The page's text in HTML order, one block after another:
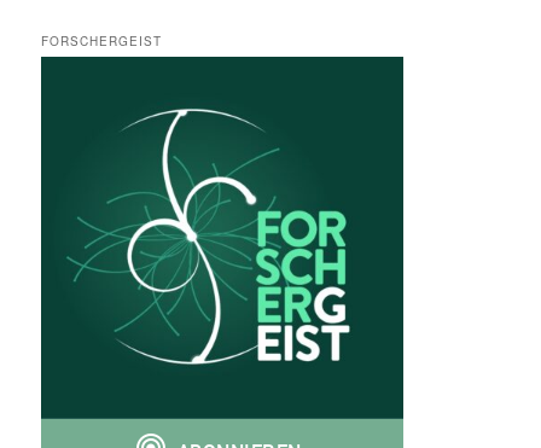
FORSCHERGEIST